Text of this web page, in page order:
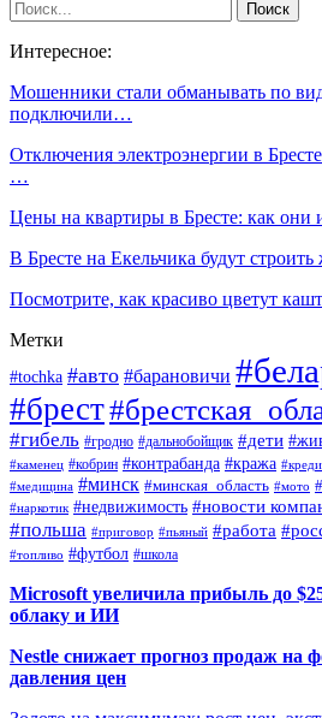
Интересное:
Мошенники стали обманывать по
подключили…
Отключения электроэнергии в
…
Цены на квартиры в Бресте: как они
В Бресте на Екельчика будут
Посмотрите, как красиво цветут
Метки
#tochka #авто #барановичи
#брест
#гибель #гродно #дальнобойщик #дети
#каменец #кобрин #контрабанда #кража
#медицина #минск #минская_область #мото
#наркотик #недвижимость #новости
#польша #приговор #пьяный #работа
#топливо #футбол #школа
Microsoft увеличила прибыль до
облаку и ИИ
Nestle снижает прогноз продаж на
давления цен